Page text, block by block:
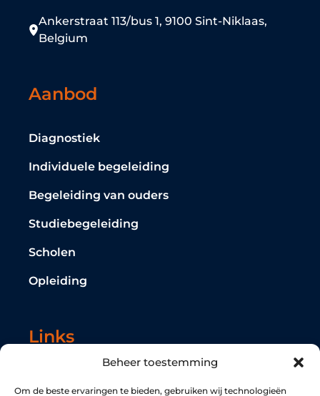
Beheer toestemming
Om de beste ervaringen te bieden, gebruiken wij technologieën
Ankerstraat 113/bus 1, 9100 Sint-Niklaas,
Belgium
Aanbod
Diagnostiek
Individuele begeleiding
Begeleiding van ouders
Studiebegeleiding
Scholen
Opleiding
Links